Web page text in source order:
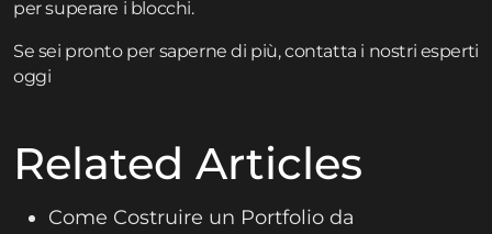
per superare i blocchi.
Se sei pronto per saperne di più,contatta i nostri esperti
oggi
Related Articles
Come Costruire un Portfolio da